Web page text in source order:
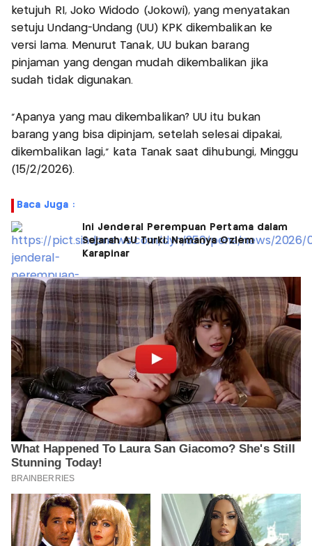
ketujuh RI, Joko Widodo (Jokowi), yang menyatakan
setuju Undang-Undang (UU) KPK dikembalikan ke
versi lama. Menurut Tanak, UU bukan barang
pinjaman yang dengan mudah dikembalikan jika
sudah tidak digunakan.
"Apanya yang mau dikembalikan? UU itu bukan
barang yang bisa dipinjam, setelah selesai dipakai,
dikembalikan lagi," kata Tanak saat dihubungi, Minggu
(15/2/2026).
Baca Juga :
Ini Jenderal Perempuan Pertama dalam
Sejarah AU Turki, Namanya Ozlem
Karapinar